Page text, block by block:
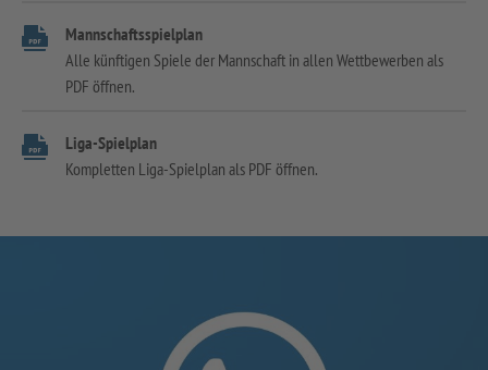
Mannschaftsspielplan
Alle künftigen Spiele der Mannschaft in allen Wettbewerben als
PDF öffnen.
Liga-Spielplan
Kompletten Liga-Spielplan als PDF öffnen.